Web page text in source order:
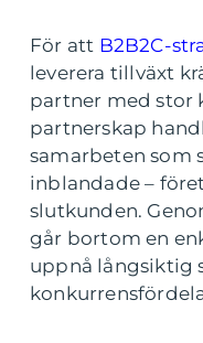
För att B2B2C-
leverera tillväxt
partner med stor
partnerskap
samarbeten som
inblandade –
slutkunden.
går bortom en
uppnå långsiktig